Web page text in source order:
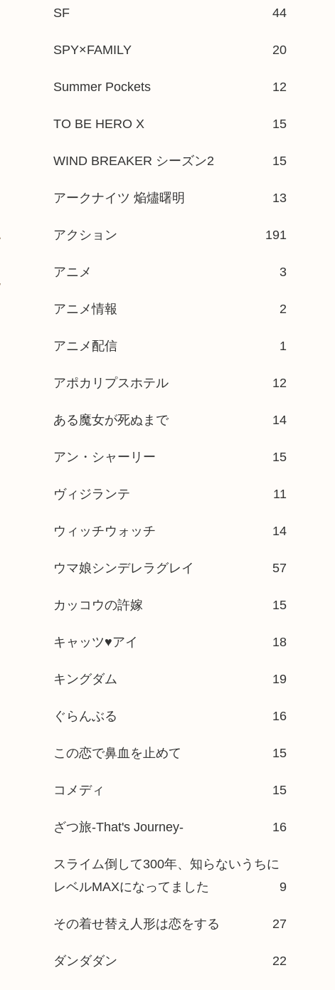
SF 44
SPY×FAMILY 20
Summer Pockets 12
TO BE HERO X 15
WIND BREAKER シーズン2 15
アークナイツ 焔燼曙明 13
アクション 191
アニメ 3
アニメ情報 2
アニメ配信 1
アポカリプスホテル 12
ある魔女が死ぬまで 14
アン・シャーリー 15
ヴィジランテ 11
ウィッチウォッチ 14
ウマ娘シンデレラグレイ 57
カッコウの許嫁 15
キャッツ♥アイ 18
キングダム 19
ぐらんぶる 16
この恋で鼻血を止めて 15
コメディ 15
ざつ旅-That's Journey- 16
スライム倒して300年、知らないうちに
レベルMAXになってました
9
その着せ替え人形は恋をする 27
ダンダダン 22